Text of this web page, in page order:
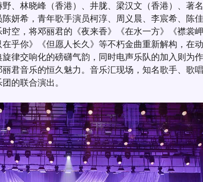
、林晓峰（香港）、井胧、梁汉文（香港）、著名
妍希，青年歌手演员柯淳、周义晨、李宸希、陈
空，将邓丽君的《夜来香》《在水一方》《襟裳岬
在乎你》《但愿人长久》等不朽金曲重新解构，在
律交响化的磅礴气韵，同时电声乐队的加入则为
君音乐的恒久魅力。音乐汇现场，知名歌手、歌
的联合演出。